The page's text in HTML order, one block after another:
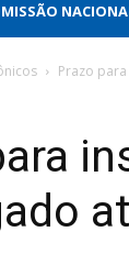
Prazo